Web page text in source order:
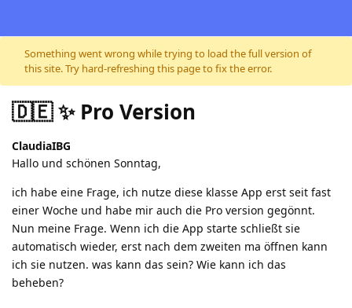
Skip to content
Something went wrong while trying to load the full version of
this site. Try hard-refreshing this page to fix the error.
🇩🇪 ✨ Pro Version
ClaudiaIBG
Hallo und schönen Sonntag,
ich habe eine Frage, ich nutze diese klasse App erst seit fast
einer Woche und habe mir auch die Pro version gegönnt.
Nun meine Frage. Wenn ich die App starte schließt sie
automatisch wieder, erst nach dem zweiten ma öffnen kann
ich sie nutzen. was kann das sein? Wie kann ich das
beheben?